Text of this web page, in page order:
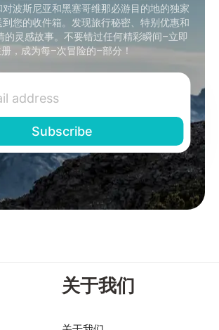
波斯尼亚和黑塞哥维那必游目的地的独家
到您的收件箱。发现旅行秘密、特别优惠和
的灵感故事。不要错过任何精彩瞬间–立即
，成为每–次冒险的–部分！
关于我们